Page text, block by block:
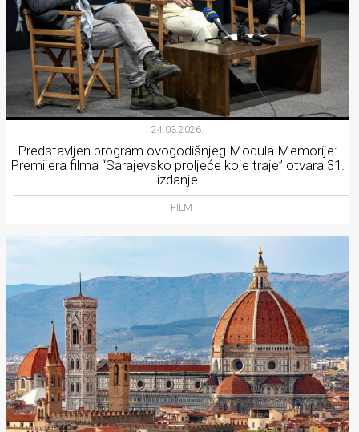
24.03.2026.
Predstavljen program ovogodišnjeg Modula Memorije:
Premijera filma “Sarajevsko proljeće koje traje” otvara 31.
izdanje
FILM